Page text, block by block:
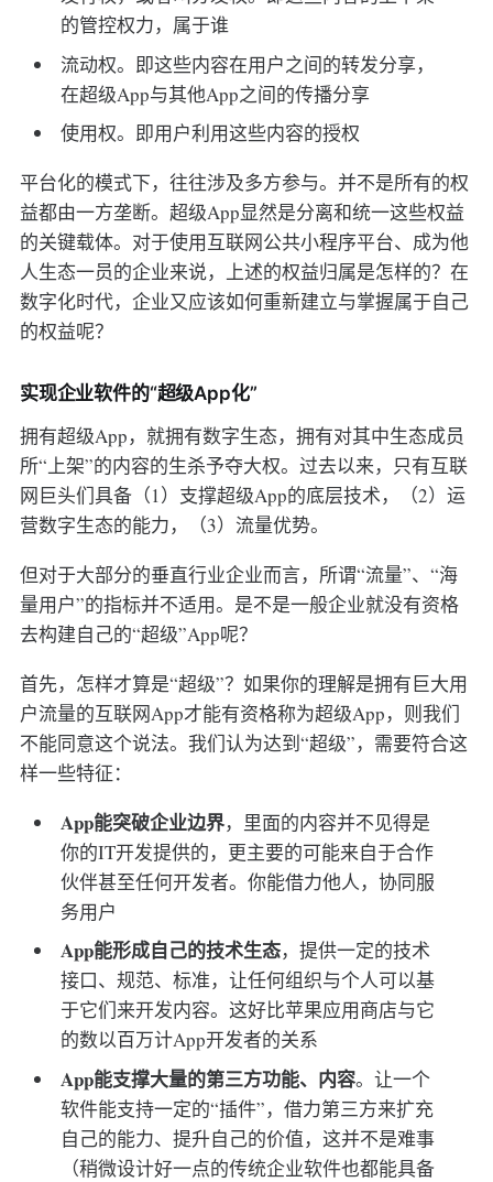
的管控权力，属于谁
流动权。即这些内容在用户之间的转发分享，
在超级App与其他App之间的传播分享
使用权。即用户利用这些内容的授权
平台化的模式下，往往涉及多方参与。并不是所有的权
益都由一方垄断。超级App显然是分离和统一这些权益
的关键载体。对于使用互联网公共小程序平台、成为他
人生态一员的企业来说，上述的权益归属是怎样的？在
数字化时代，企业又应该如何重新建立与掌握属于自己
的权益呢？
实现企业软件的“超级App化”
拥有超级App，就拥有数字生态，拥有对其中生态成员
所“上架”的内容的生杀予夺大权。过去以来，只有互联
网巨头们具备（1）支撑超级App的底层技术，（2）运
营数字生态的能力，（3）流量优势。
但对于大部分的垂直行业企业而言，所谓“流量”、“海
量用户”的指标并不适用。是不是一般企业就没有资格
去构建自己的“超级”App呢？
首先，怎样才算是“超级”？如果你的理解是拥有巨大用
户流量的互联网App才能有资格称为超级App，则我们
不能同意这个说法。我们认为达到“超级”，需要符合这
样一些特征：
App能突破企业边界，里面的内容并不见得是
你的IT开发提供的，更主要的可能来自于合作
伙伴甚至任何开发者。你能借力他人，协同服
务用户
App能形成自己的技术生态，提供一定的技术
接口、规范、标准，让任何组织与个人可以基
于它们来开发内容。这好比苹果应用商店与它
的数以百万计App开发者的关系
App能支撑大量的第三方功能、内容。让一个
软件能支持一定的“插件”，借力第三方来扩充
自己的能力、提升自己的价值，这并不是难事
（稍微设计好一点的传统企业软件也都能具备